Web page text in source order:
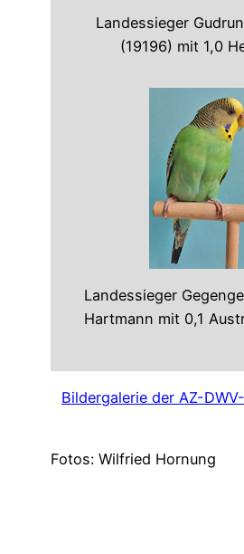
Landessieger
(19196) mit 1,0
Landessieger
Hartmann mit 0,1
Bildergalerie der AZ-
Fotos: Wilfried Hornung